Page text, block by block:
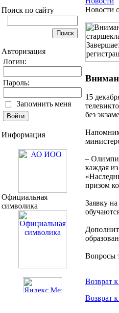
Поиск по сайту
Авторизация
Логин:
Пароль:
Запомнить меня
Информация
Официальная
символика
Новости
15
без
–
каждая
призом
Заявку
Вопросы
Возврат
Возврат